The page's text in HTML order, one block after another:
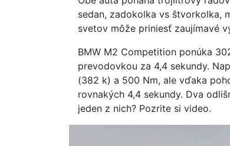
sedan, zadokolka vs štvorkolka,
svetov môže priniesť zaujímavé
BMW M2 Competition ponúka
prevodovkou za 4,4 sekundy.
(382 k) a 500 Nm, ale vďaka
rovnakých 4,4 sekundy. Dva
jeden z nich? Pozrite si video.